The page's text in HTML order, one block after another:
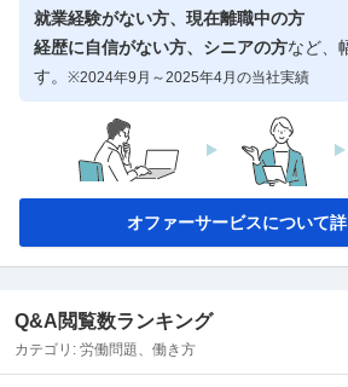
就業経験がない方、現在離職中の方
経歴に自信がない方、シニアの方など、
す。 ※2024年9月～2025年4月の当社実績
オファーサービスについて
Q&A閲覧数ランキング
カテゴリ: 労働問題、働き方